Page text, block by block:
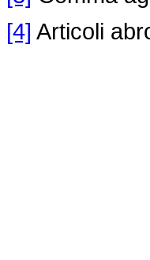
[4] Articoli